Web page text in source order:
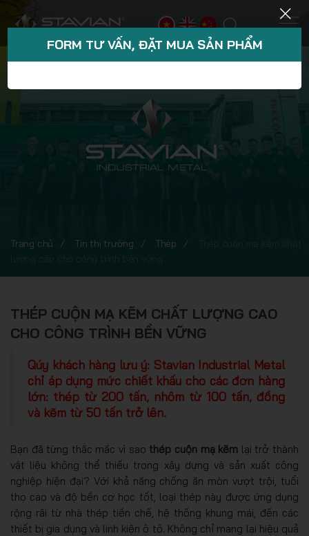
Trang chủ Tin thị trường Thép
THÉP CUỘN MẠ KẼM CHẤT LƯỢNG CAO
CHO CÔNG TRÌNH BỀN VỮNG
Qúy khách hàng lưu ý: Stavian Industrial Metal
chỉ áp dụng mức chiết khấu cho các đơn hàng
lớn: thép từ 200 tấn, nhôm từ 100 tấn, đồng
và kẽm từ 50 tấn trở lên.
Bạn đã từng thắc mắc vì sao thép cuộn mạ kẽm lại trở thành
vật liệu không thể thiếu trong xây dựng và sản xuất công
nghiệp hiện đại? Với khả năng chống ăn mòn vượt trội, tuổi
thọ cao và độ bền cơ học tốt, loại thép này được ứng dụng
rộng rãi từ nhà thép tiền chế, hệ thống khung mái, đến các
thiết bị gia dụng và linh kiện ô tô. Không chỉ mang lại hiệu quả
FORM TƯ VẤN, ĐẶT MUA SẢN PHẨM